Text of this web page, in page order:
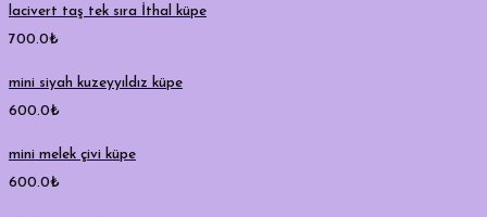
lacivert taş tek sıra İthal küpe
700.0₺
mini siyah kuzeyyıldız küpe
600.0₺
mini melek çivi küpe
600.0₺